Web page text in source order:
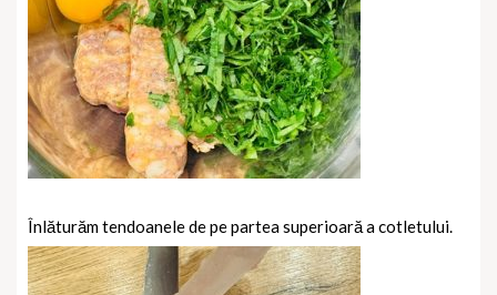
Înlăturăm tendoanele de pe partea superioară a cotletului.